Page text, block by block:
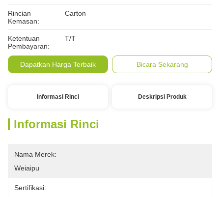
Rincian
Kemasan:
Carton
Ketentuan
Pembayaran:
T/T
Dapatkan Harga Terbaik Bicara Sekarang
Informasi Rinci Deskripsi Produk
Informasi Rinci
Nama Merek:
Weiaipu
Sertifikasi: